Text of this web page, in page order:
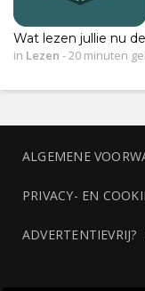
Wat lezen jullie nu
in Lezen - 20 minuten
ALGEMENE
PRIVACY- EN
ADVERTENTIEVRIJ?